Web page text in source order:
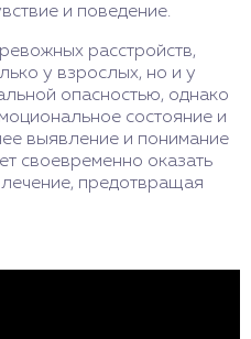
и поведение.
расстройств,
у взрослых, но и у
опасностью, однако
состояние и
выявление и понимание
своевременно оказать
предотвращая